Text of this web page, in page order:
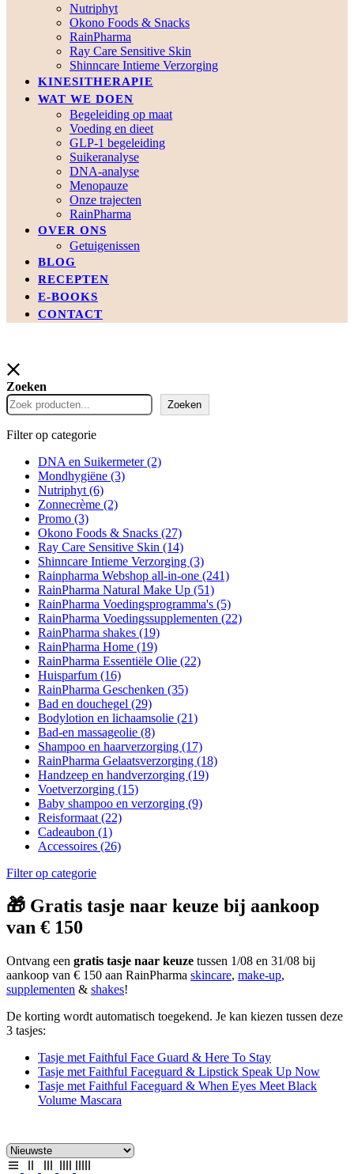
Nutriphyt
Okono Foods & Snacks
RainPharma
Ray Care Sensitive Skin
Shinncare Intieme Verzorging
KINESITHERAPIE
WAT WE DOEN
Begeleiding op maat
Voeding en dieet
GLP-1 begeleiding
Suikeranalyse
DNA-analyse
Menopauze
Onze trajecten
RainPharma
OVER ONS
Getuigenissen
BLOG
RECEPTEN
E-BOOKS
CONTACT
Zoeken
Zoeken
Filter op categorie
DNA en Suikermeter(2)
Mondhygiëne (3)
Nutriphyt (6)
Zonnecrème (2)
Promo (3)
Okono Foods & Snacks (27)
Ray Care Sensitive Skin (14)
Shinncare Intieme Verzorging (3)
Rainpharma Webshop all-in-one (241)
RainPharma Natural Make Up (51)
RainPharma Voedingsprogramma's (5)
RainPharma Voedingssupplementen (22)
RainPharma shakes (19)
RainPharma Home (19)
RainPharma Essentiële Olie (22)
Huisparfum (16)
RainPharma Geschenken (35)
Bad en douchegel (29)
Bodylotion en lichaamsolie (21)
Bad-en massageolie (8)
Shampoo en haarverzorging (17)
RainPharma Gelaatsverzorging (18)
Handzeep en handverzorging (19)
Voetverzorging (15)
Baby shampoo en verzorging (9)
Reisformaat (22)
Cadeaubon (1)
Accessoires (26)
Filter op categorie
🎁 Gratis tasje naar keuze bij aankoop
van € 150
Ontvang een gratis tasje naar keuze tussen 1/08 en 31/08 bij
aankoop van € 150 aan RainPharma skincare, make-up,
supplementen & shakes!
De korting wordt automatisch toegekend. Je kan kiezen tussen deze
3 tasjes:
Tasje met Faithful Face Guard & Here To Stay
Tasje met Faithful Faceguard & Lipstick Speak Up Now
Tasje met Faithful Faceguard & When Eyes Meet Black
Volume Mascara